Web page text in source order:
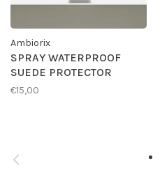
Ambiorix
SPRAY WATERPROOF
SUEDE PROTECTOR
€15,00